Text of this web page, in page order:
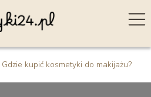
Gdzie kupić kosmetyki do makijażu?